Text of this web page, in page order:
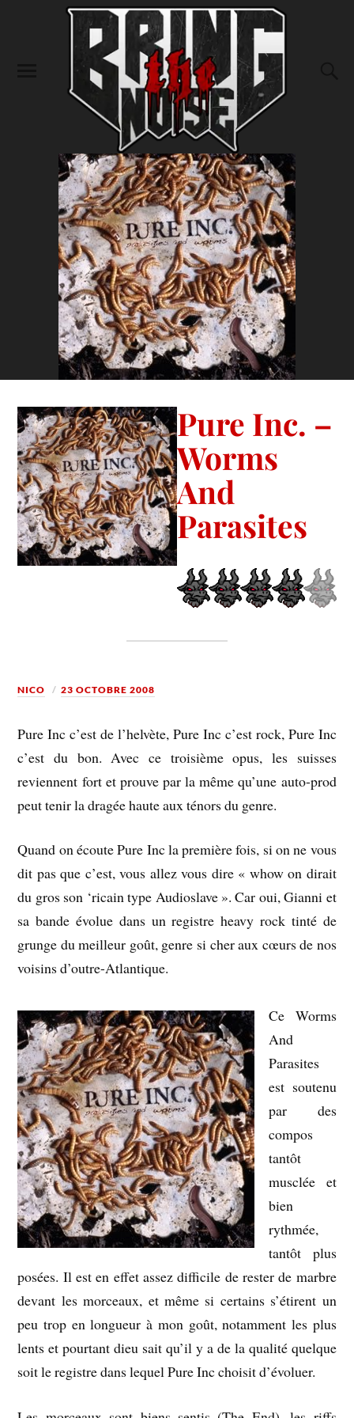
Pure Inc. –
Worms
And
Parasites
NICO 23 OCTOBRE 2008
Pure Inc c’est de l’helvète, Pure Inc c’est rock, Pure Inc
c’est du bon. Avec ce troisième opus, les suisses
reviennent fort et prouve par la même qu’une auto-prod
peut tenir la dragée haute aux ténors du genre.
Quand on écoute Pure Inc la première fois, si on ne vous
dit pas que c’est, vous allez vous dire « whow on dirait
du gros son ‘ricain type Audioslave ». Car oui, Gianni et
sa bande évolue dans un registre heavy rock tinté de
grunge du meilleur goût, genre si cher aux cœurs de nos
voisins d’outre-Atlantique.
Ce Worms
And
Parasites
est soutenu
par des
compos
tantôt
musclée et
bien
rythmée,
tantôt plus
posées. Il est en effet assez difficile de rester de marbre
devant les morceaux, et même si certains s’étirent un
peu trop en longueur à mon goût, notamment les plus
lents et pourtant dieu sait qu’il y a de la qualité quelque
soit le registre dans lequel Pure Inc choisit d’évoluer.